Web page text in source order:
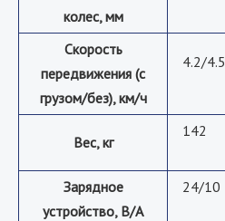
колес, мм
Скорость
передвижения (с
грузом/без), км/ч
4.2/4.5
Вес, кг
142
Зарядное
устройство, В/А
24/10